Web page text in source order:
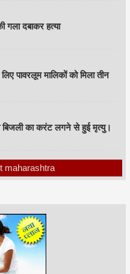
गला दबाकर हत्या
पावरलूम मालिकों को मिला तीन
बिजली का करंट लगने से हुई मृत्यु।
maharashtra